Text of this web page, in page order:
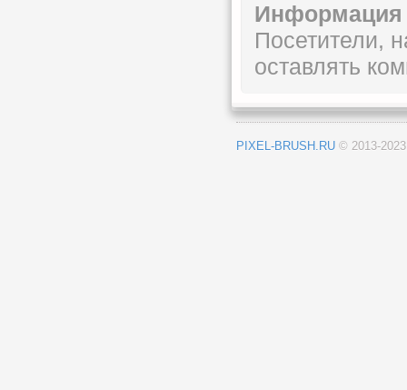
Информация
Посетители,
оставлять
PIXEL-BRUSH.RU © 2013-